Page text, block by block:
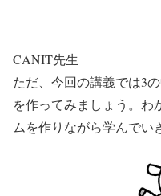
CANIT先生
ただ、今回の講義では3
を作ってみましょう。わ
ムを作りながら学んでい